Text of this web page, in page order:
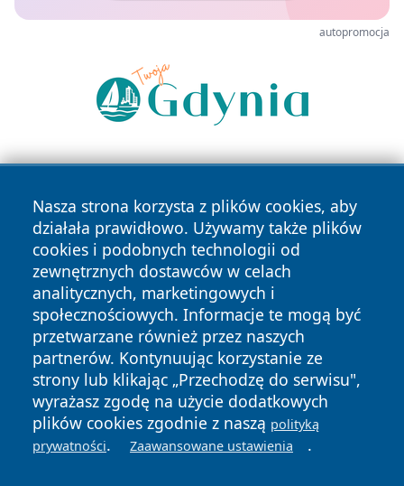
autopromocja
Nasza strona korzysta z plików cookies, aby
działała prawidłowo. Używamy także plików
cookies i podobnych technologii od
zewnętrznych dostawców w celach
analitycznych, marketingowych i
społecznościowych. Informacje te mogą być
przetwarzane również przez naszych
partnerów. Kontynuując korzystanie ze
strony lub klikając „Przechodzę do serwisu",
wyrażasz zgodę na użycie dodatkowych
plików cookies zgodnie z naszą polityką
prywatności. Zaawansowane ustawienia .
Copyright © 2026 wrotagrudziadza.pl Wszystkie prawa
zastrzeżone.
News Autorzy
Polityka
Prywatności
Polityka
Cookies